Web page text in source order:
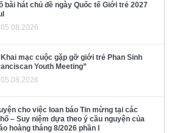
bài hát chủ đề ngày Quốc tế Giới trẻ 2027
mạc cuộc gặp gỡ giới trẻ Phan Sinh
Youth Meeting”
cho việc loan báo Tin mừng tại các
– Suy niệm dựa theo ý cầu nguyện của
hoàng tháng 8/2026 phần I